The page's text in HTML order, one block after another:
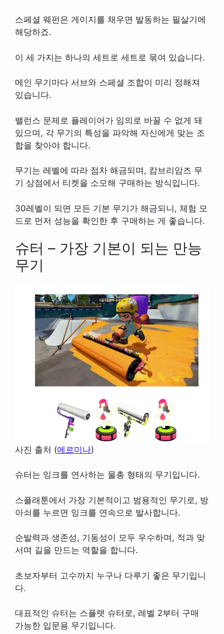
스페셜 웨펀은 게이지를 채우면 발동하는 필살기에
해당하죠.
이 세 가지는 하나의 세트로 세트로 묶여 있습니다.
메인 무기마다 서브와 스페셜 조합이 미리 정해져
있습니다.
밸런스 문제로 플레이어가 임의로 바꿀 수 없게 돼
있으며, 각 무기의 특성을 파악해 자신에게 맞는 조
합을 찾아야 합니다.
무기는 레벨에 따라 점차 해금되며, 캄브리암즈 무
기 상점에서 티켓을 소모해 구매하는 방식입니다.
30레벨이 되면 모든 기본 무기가 해금되니, 체험 모
드로 먼저 성능을 확인한 후 구매하는 게 좋습니다.
슈터 – 가장 기본이 되는 만능
무기
사진 출처 (에르미나)
슈터는 잉크를 연사하는 물총 형태의 무기입니다.
스플래툰에서 가장 기본적이고 범용적인 무기로, 방
아쇠를 누르면 잉크를 연속으로 발사합니다.
순발력과 생존성, 기동성이 모두 우수하며, 적과 맞
서며 길을 만드는 역할을 합니다.
초보자부터 고수까지 누구나 다루기 좋은 무기입니
다.
대표적인 슈터는 스플랫 슈터로, 레벨 2부터 구매
가능한 입문용 무기입니다.